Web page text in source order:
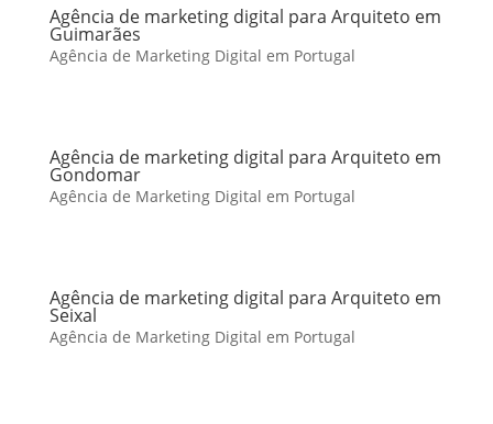
Agência de marketing digital para Arquiteto em
Guimarães
Agência de Marketing Digital em Portugal
Agência de marketing digital para Arquiteto em
Gondomar
Agência de Marketing Digital em Portugal
Agência de marketing digital para Arquiteto em
Seixal
Agência de Marketing Digital em Portugal